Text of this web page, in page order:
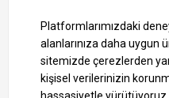
Ayrıcalıklardan
1000 TL ve Üzeri